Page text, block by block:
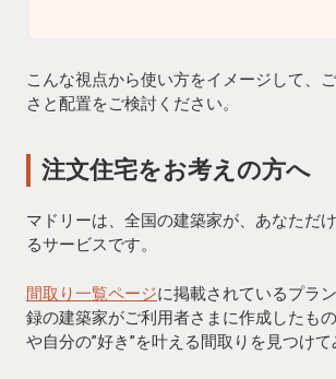
こんな視点から使い方をイメージして、
さと配置をご検討ください。
注文住宅をお考えの方へ
マドリーは、全国の建築家が、あなただ
るサービスです。
間取り一覧ページに掲載されているプラ
録の建築家がご利用者さまに作成したも
や自分の”好き”を叶える間取りを見つけて